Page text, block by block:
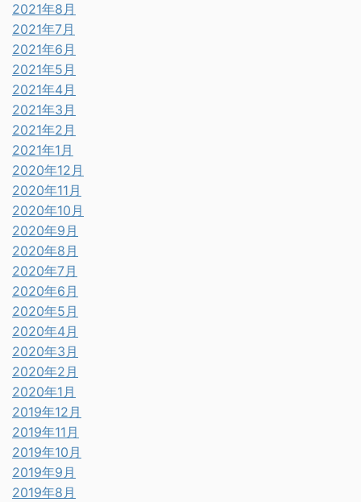
2021年8月
2021年7月
2021年6月
2021年5月
2021年4月
2021年3月
2021年2月
2021年1月
2020年12月
2020年11月
2020年10月
2020年9月
2020年8月
2020年7月
2020年6月
2020年5月
2020年4月
2020年3月
2020年2月
2020年1月
2019年12月
2019年11月
2019年10月
2019年9月
2019年8月